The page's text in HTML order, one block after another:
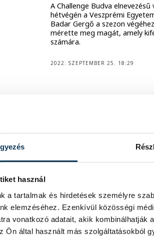
használ
a tartalmak és hirdetések személyre
elemzéséhez. Ezenkívül közösségi
vonatkozó adatait, akik
Ön által használt más szolgáltatásokból
A Challenge Budva
hétvégén a Veszprémi
Badar Gergő a szezon
mérette meg magát, amely
számára.
2022. SZEPTEMBER 25. 18:29
is
Lejátszotta első
Sport Club (VESC) U16-os
2022. SZEPTEMBER 12. 20:27